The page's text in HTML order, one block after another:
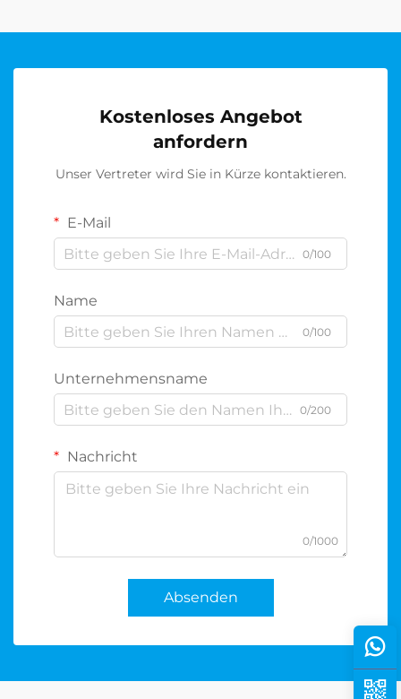
Kostenloses Angebot
anfordern
Unser Vertreter wird Sie in Kürze kontaktieren.
E-Mail
0/100
Name
0/100
Unternehmensname
0/200
Nachricht
0/1000
Absenden